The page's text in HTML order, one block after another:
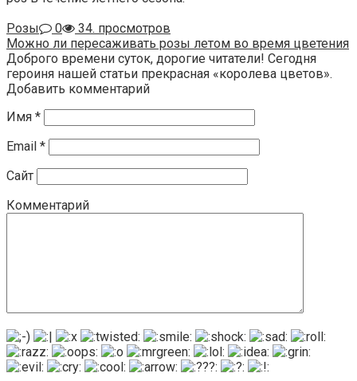
Розы
0
34. просмотров
Можно ли пересаживать розы летом во время цветения
Доброго времени суток, дорогие читатели! Сегодня
героиня нашей статьи прекрасная «королева цветов».
Добавить комментарий
Имя *
Email *
Сайт
Комментарий